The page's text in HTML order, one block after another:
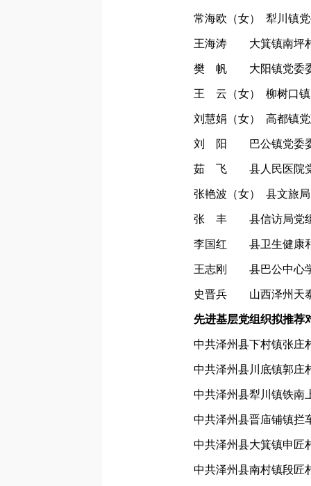
常海欧（女） 犁川镇
王海涛 大箕镇南坪村
樊 帆 大阳镇党委委
王 云（女） 柳树口镇
刘慧娟（女） 高都镇
刘 阳 巴公镇党委委
茹 飞 县人民医院
张艳波（女） 县文旅
张 丰 县信访局党组
李国红 县卫生健康和
王志刚 县巴公中心
史晋兵 山西泽州天泰
先进基层党组织拟推荐
中共泽州县下村镇张庄
中共泽州县川底镇郭庄
中共泽州县犁川镇铁南
中共泽州县晋庙铺镇拦
中共泽州县大箕镇申匠
中共泽州县南村镇段匠